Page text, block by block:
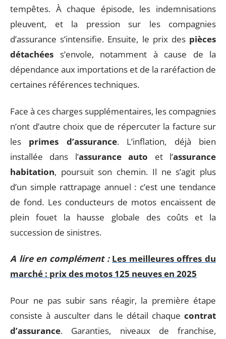
tempêtes. À chaque épisode, les indemnisations
pleuvent, et la pression sur les compagnies
d’assurance s’intensifie. Ensuite, le prix des pièces
détachées s’envole, notamment à cause de la
dépendance aux importations et de la raréfaction de
certaines références techniques.
Face à ces charges supplémentaires, les compagnies
n’ont d’autre choix que de répercuter la facture sur
les primes d’assurance. L’inflation, déjà bien
installée dans l’assurance auto et l’assurance
habitation, poursuit son chemin. Il ne s’agit plus
d’un simple rattrapage annuel : c’est une tendance
de fond. Les conducteurs de motos encaissent de
plein fouet la hausse globale des coûts et la
succession de sinistres.
A lire en complément : Les meilleures offres du
marché : prix des motos 125 neuves en 2025
Pour ne pas subir sans réagir, la première étape
consiste à ausculter dans le détail chaque contrat
d’assurance. Garanties, niveaux de franchise,